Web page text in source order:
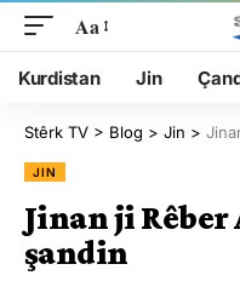
Aa
Kurdistan Jin
Stêrk TV > Blog > Jin >
JIN
Jinan ji Rêber
şandin